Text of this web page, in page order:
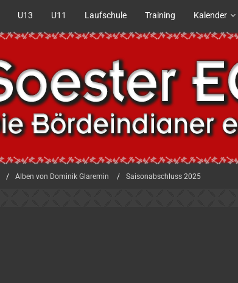
U13 U11 Laufschule Training Kalender
Alben von Dominik Glaremin Saisonabschluss 2025